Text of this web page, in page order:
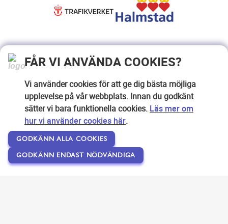
FÅR VI ANVÄNDA COOKIES?
Vi använder cookies för att ge dig bästa möjliga
upplevelse på vår webbplats. Innan du godkänt
sätter vi bara funktionella cookies. Läs mer om
hur vi använder cookies här.
GODKÄNN ALLA COOKIES
GODKÄNN ENDAST NÖDVÄNDIGA